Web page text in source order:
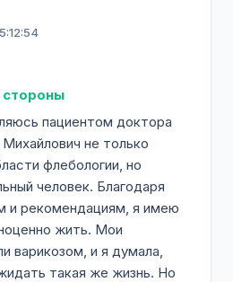
пациентом доктора
не только
флебологии, но
человек. Благодаря
и рекомендациям, я имею
жить. Мои
варикозом, и я думала,
такая же жизнь. Но